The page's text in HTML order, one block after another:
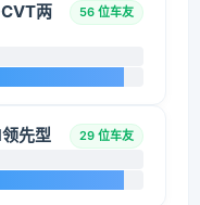
两
56 位车友
先型 29 位车友